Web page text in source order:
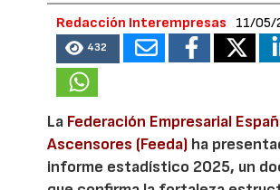
Redacción Interempresas 11/05/
432
La Federación Empresarial
Ascensores (Feeda) ha
informe estadístico 2025, un